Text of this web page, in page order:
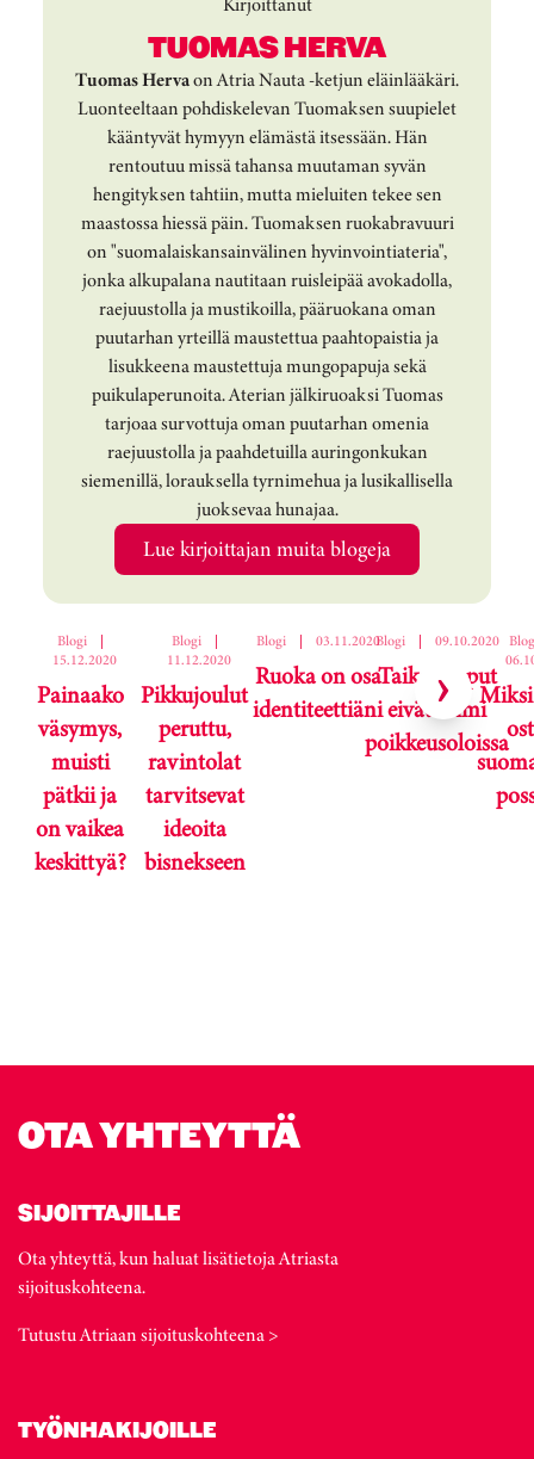
TUOMAS HERVA
Tuomas Hervaon Atria Nauta -ketjun eläinlääkäri.
Luonteeltaan pohdiskelevan Tuomaksen suupielet
kääntyvät hymyyn elämästä itsessään. Hän
rentoutuu missä tahansa muutaman syvän
hengityksen tahtiin, mutta mieluiten tekee sen
maastossa hiessä päin. Tuomaksen ruokabravuuri
on "suomalaiskansainvälinen hyvinvointiateria",
jonka alkupalana nautitaan ruisleipää avokadolla,
raejuustolla ja mustikoilla, pääruokana oman
puutarhan yrteillä maustettua paahtopaistia ja
lisukkeena maustettuja mungopapuja sekä
puikulaperunoita. Aterian jälkiruoaksi Tuomas
tarjoaa survottuja oman puutarhan omenia
raejuustolla ja paahdetuilla auringonkukan
siemenillä, lorauksella tyrnimehua ja lusikallisella
juoksevaa hunajaa.
Lue kirjoittajan muita blogeja
Ohita korttikaruselli
Blogi
|
15.12.2020
Painaako
väsymys,
muisti
pätkii ja
on vaikea
keskittyä?
Blogi
|
11.12.2020
Pikkujoulut
peruttu,
ravintolat
tarvitsevat
ideoita
bisnekseen
Blogi | 03.11.2020
Ruoka on osa
identiteettiäni
Blogi | 09.10.2020
Taikatemput
eivät toimi
poikkeusoloissa
OTA YHTEYTTÄ
SIJOITTAJILLE
Ota yhteyttä, kun haluat lisätietoja Atriasta
sijoituskohteena.
Tutustu Atriaan sijoituskohteena >
TYÖNHAKIJOILLE